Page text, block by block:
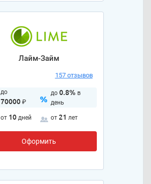
Лайм-Займ
157 отзывов
до
70000₽
до 0.8% в
день
от 10 дней от 21 лет
Оформить